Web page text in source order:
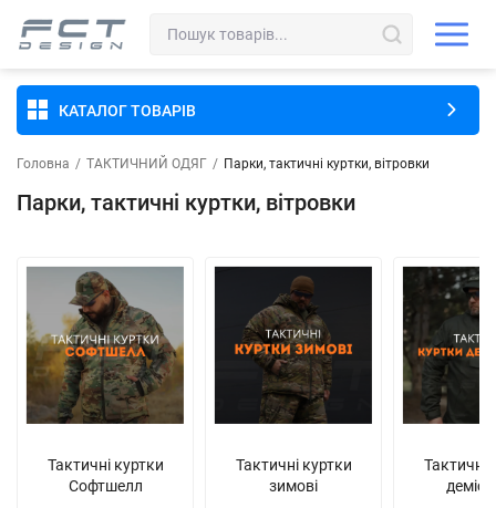
КАТАЛОГ ТОВАРІВ
Головна / ТАКТИЧНИЙ ОДЯГ / Парки, тактичні куртки, вітровки
Парки, тактичні куртки, вітровки
Тактичні куртки
Софтшелл
Тактичні куртки
зимові
Тактичні